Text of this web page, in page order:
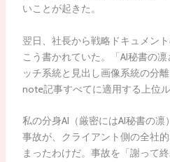
いことが起きた。
翌日、社長から戦略ドキュメン
こう書かれていた。「AI秘書の
ッチ系統と見出し画像系統の分
note記事すべてに適用する上位
私の分身AI（厳密にはAI秘書の
事故が、クライアント側の全社
まったわけだ。事故を「謝って